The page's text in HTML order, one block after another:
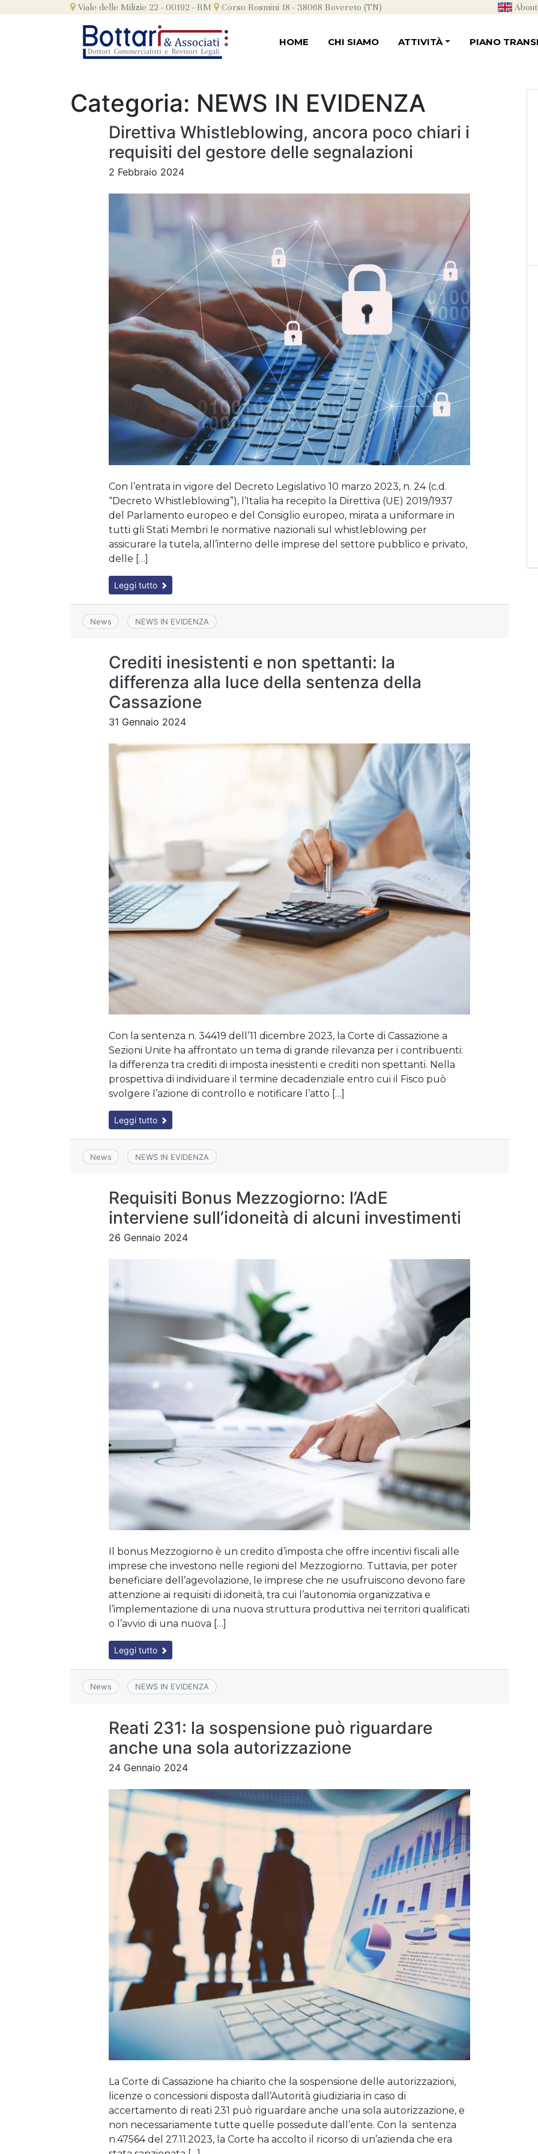
Viale delle Milizie 22 - 00192 - RM Corso Rosmini 18 - 38068 Rovereto (TN)
HOME CHI SIAMO ATTIVITÀ PIANO
Categoria: NEWS IN EVIDENZA
Direttiva Whistleblowing, ancora poco chiari i
requisiti del gestore delle segnalazioni
2 Febbraio 2024
Con l’entrata in vigore del Decreto Legislativo 10 marzo 2023, n. 24 (c.d.
“Decreto Whistleblowing”), l’Italia ha recepito la Direttiva (UE) 2019/1937
del Parlamento europeo e del Consiglio europeo, mirata a uniformare in
tutti gli Stati Membri le normative nazionali sul whistleblowing per
assicurare la tutela, all’interno delle imprese del settore pubblico e privato,
delle […]
Leggi tutto
News NEWS IN EVIDENZA
Crediti inesistenti e non spettanti: la
differenza alla luce della sentenza della
Cassazione
31 Gennaio 2024
Con la sentenza n. 34419 dell’11 dicembre 2023, la Corte di Cassazione a
Sezioni Unite ha affrontato un tema di grande rilevanza per i contribuenti:
la differenza tra crediti di imposta inesistenti e crediti non spettanti. Nella
prospettiva di individuare il termine decadenziale entro cui il Fisco può
svolgere l’azione di controllo e notificare l’atto […]
Leggi tutto
News NEWS IN EVIDENZA
Requisiti Bonus Mezzogiorno: l’AdE
interviene sull’idoneità di alcuni investimenti
26 Gennaio 2024
Il bonus Mezzogiorno è un credito d’imposta che offre incentivi fiscali alle
imprese che investono nelle regioni del Mezzogiorno. Tuttavia, per poter
beneficiare dell’agevolazione, le imprese che ne usufruiscono devono fare
attenzione ai requisiti di idoneità, tra cui l’autonomia organizzativa e
l’implementazione di una nuova struttura produttiva nei territori qualificati
o l’avvio di una nuova […]
Leggi tutto
News NEWS IN EVIDENZA
Reati 231: la sospensione può riguardare
anche una sola autorizzazione
24 Gennaio 2024
La Corte di Cassazione ha chiarito che la sospensione delle autorizzazioni,
licenze o concessioni disposta dall’Autorità giudiziaria in caso di
accertamento di reati 231 può riguardare anche una sola autorizzazione, e
non necessariamente tutte quelle possedute dall’ente. Con la sentenza
n.47564 del 27.11.2023, la Corte ha accolto il ricorso di un’azienda che era